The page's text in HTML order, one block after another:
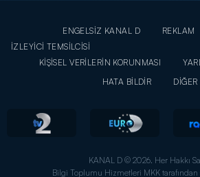
ENGELSİZ KANAL D REKLAM
İZLEYİCİ TEMSİLCİSİ
KİŞİSEL VERİLERİN KORUNMASI
HATA BİLDİR
DİĞER
KANAL D © 2026. Her Hakkı
Bilgi Toplumu Hizmetleri MKK tarafından